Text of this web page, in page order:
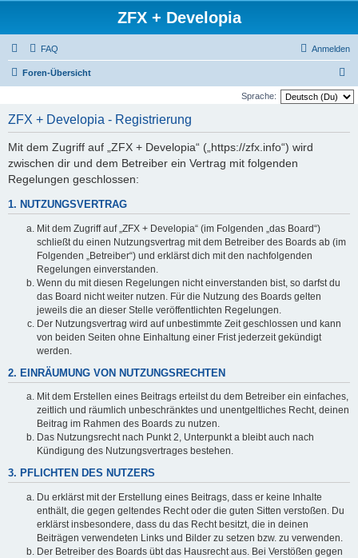
ZFX + Developia
FAQ Anmelden
Foren-Übersicht
u
Sprache:
ZFX + Developia - Registrierung
Mit dem Zugriff auf „ZFX + Developia“ („https://zfx.info“) wird
zwischen dir und dem Betreiber ein Vertrag mit folgenden
Regelungen geschlossen:
1. NUTZUNGSVERTRAG
Mit dem Zugriff auf „ZFX + Developia“ (im Folgenden „das Board“)
schließt du einen Nutzungsvertrag mit dem Betreiber des Boards ab (im
Folgenden „Betreiber“) und erklärst dich mit den nachfolgenden
Regelungen einverstanden.
Wenn du mit diesen Regelungen nicht einverstanden bist, so darfst du
das Board nicht weiter nutzen. Für die Nutzung des Boards gelten
jeweils die an dieser Stelle veröffentlichten Regelungen.
Der Nutzungsvertrag wird auf unbestimmte Zeit geschlossen und kann
von beiden Seiten ohne Einhaltung einer Frist jederzeit gekündigt
werden.
2. EINRÄUMUNG VON NUTZUNGSRECHTEN
Mit dem Erstellen eines Beitrags erteilst du dem Betreiber ein einfaches,
zeitlich und räumlich unbeschränktes und unentgeltliches Recht, deinen
Beitrag im Rahmen des Boards zu nutzen.
Das Nutzungsrecht nach Punkt 2, Unterpunkt a bleibt auch nach
Kündigung des Nutzungsvertrages bestehen.
3. PFLICHTEN DES NUTZERS
Du erklärst mit der Erstellung eines Beitrags, dass er keine Inhalte
enthält, die gegen geltendes Recht oder die guten Sitten verstoßen. Du
erklärst insbesondere, dass du das Recht besitzt, die in deinen
Beiträgen verwendeten Links und Bilder zu setzen bzw. zu verwenden.
Der Betreiber des Boards übt das Hausrecht aus. Bei Verstößen gegen